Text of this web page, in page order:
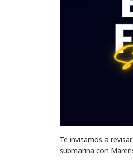
Te invitamos a
submarina con